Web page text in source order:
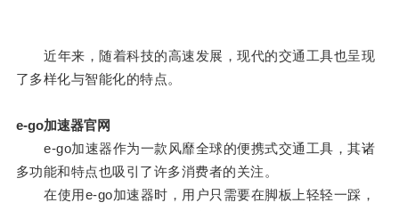
近年来，随着科技的高速发展，现代的交通工具也呈现
了多样化与智能化的特点。
e-go加速器官网
e-go加速器作为一款风靡全球的便携式交通工具，其诸
多功能和特点也吸引了许多消费者的关注。
在使用e-go加速器时，用户只需要在脚板上轻轻一踩，